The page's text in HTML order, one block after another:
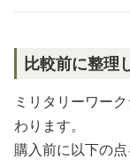
比較前に整理
ミリタリーワー
わります。
購入前に以下の点